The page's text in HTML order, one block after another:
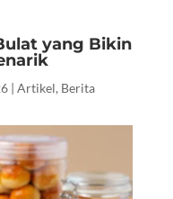
yang Bikin
| Artikel, Berita